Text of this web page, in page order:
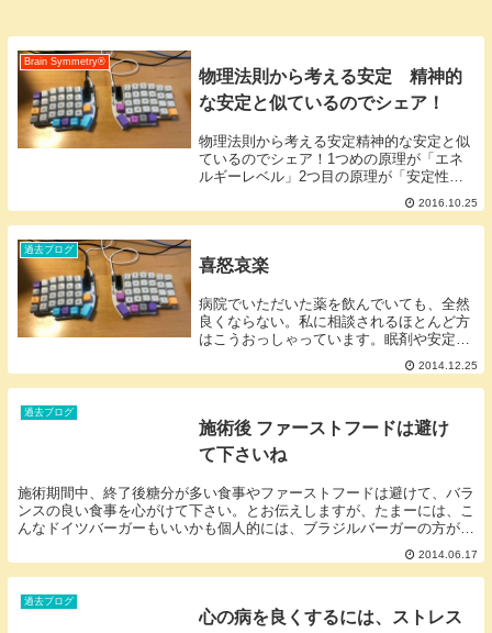
Brain Symmetry®️
物理法則から考える安定 精神的
な安定と似ているのでシェア！
物理法則から考える安定精神的な安定と似
ているのでシェア！1つめの原理が「エネ
ルギーレベル」2つ目の原理が「安定性」
すべての物質にはエネルギーがありエネル
ギーの高い（エネルギー量が多い）エネル
ギーの低い（エネルギー量が少ない）状態
2016.10.25
過去ブログ
喜怒哀楽
病院でいただいた薬を飲んでいても、全然
良くならない。私に相談されるほとんど方
はこうおっしゃっています。眠剤や安定剤
は、確かに、気分を安定させることが出来
ますが安定させることしか出来ません。本
来、私たち人間は喜怒哀楽の感情の中で生
2014.12.25
過去ブログ
施術後 ファーストフードは避け
て下さいね
施術期間中、終了後糖分が多い食事やファーストフードは避けて、バラ
ンスの良い食事を心がけて下さい。とお伝えしますが、たまーには、こ
んなドイツバーガーもいいかも個人的には、ブラジルバーガーの方が美
2014.06.17
過去ブログ
心の病を良くするには、ストレス